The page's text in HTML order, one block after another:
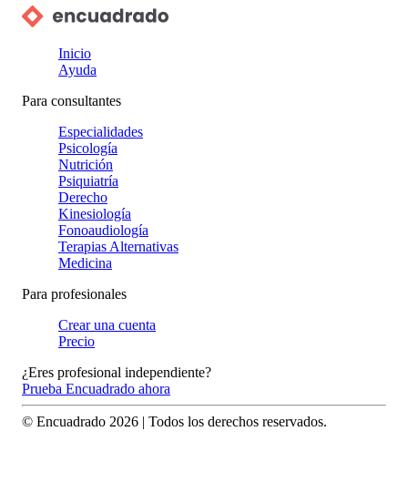
Inicio
Ayuda
Para consultantes
Especialidades
Psicología
Nutrición
Psiquiatría
Derecho
Kinesiología
Fonoaudiología
Terapias Alternativas
Medicina
Para profesionales
Crear una cuenta
Precio
¿Eres profesional independiente?
Prueba Encuadrado ahora
© Encuadrado 2026 | Todos los derechos reservados.